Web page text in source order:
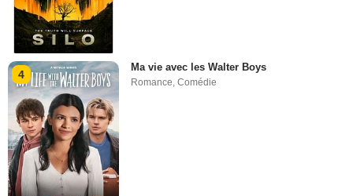
4
Ma vie avec les Walter Boys
Romance,Comédie